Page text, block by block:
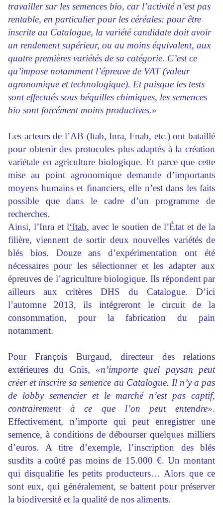
travailler sur les semences bio, car l’activité n’est pas
rentable, en particulier pour les céréales: pour être
inscrite au Catalogue, la variété candidate doit avoir
un rendement supérieur, ou au moins équivalent, aux
quatre premières variétés de sa catégorie. C’est ce
qu’impose notamment l’épreuve de VAT (valeur
agronomique et technologique). Et puisque les tests
sont effectués sous béquilles chimiques, les semences
bio sont forcément moins productives.»
Les acteurs de l’AB (Itab, Inra, Fnab, etc.) ont bataillé
pour obtenir des protocoles plus adaptés à la création
variétale en agriculture biologique. Et parce que cette
mise au point agronomique demande d’importants
moyens humains et financiers, elle n’est dans les faits
possible que dans le cadre d’un programme de
recherches.
Ainsi, l’Inra et l‘Itab, avec le soutien de l’État et de la
filière, viennent de sortir deux nouvelles variétés de
blés bios. Douze ans d’expérimentation ont été
nécessaires pour les sélectionner et les adapter aux
épreuves de l’agriculture biologique. Ils répondent par
ailleurs aux critères DHS du Catalogue. D’ici
l’automne 2013, ils intégreront le circuit de la
consommation, pour la fabrication du pain
notamment.
Pour François Burgaud, directeur des relations
extérieures du Gnis, «n’importe quel paysan peut
créer et inscrire sa semence au Catalogue. Il n’y a pas
de lobby semencier et le marché n’est pas captif,
contrairement à ce que l’on peut entendre».
Effectivement, n’importe qui peut enregistrer une
semence, à conditions de débourser quelques milliers
d’euros. A titre d’exemple, l’inscription des blés
susdits a coûté pas moins de 15.000 €. Un montant
qui disqualifie les petits producteurs… Alors que ce
sont eux, qui généralement, se battent pour préserver
la biodiversité et la qualité de nos aliments.